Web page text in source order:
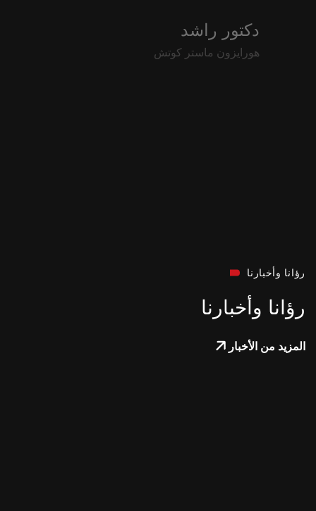
دكتور راشد
هورايزون ماستر كوتش
رؤانا وأخبارنا
رؤانا وأخبارنا
المزيد من الأخبار